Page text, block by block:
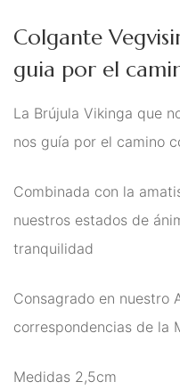
Para Protegerse
Péndulos, Runas y
Perfumes Mágicos
Reiki, Minerales Y
Rituales
Colgante
guia por el
La Brújula Vikinga que
nos guía por el camino
Combinada con la
nuestros estados de
tranquilidad
Consagrado en nuestro
correspondencias de la
Medidas 2,5cm